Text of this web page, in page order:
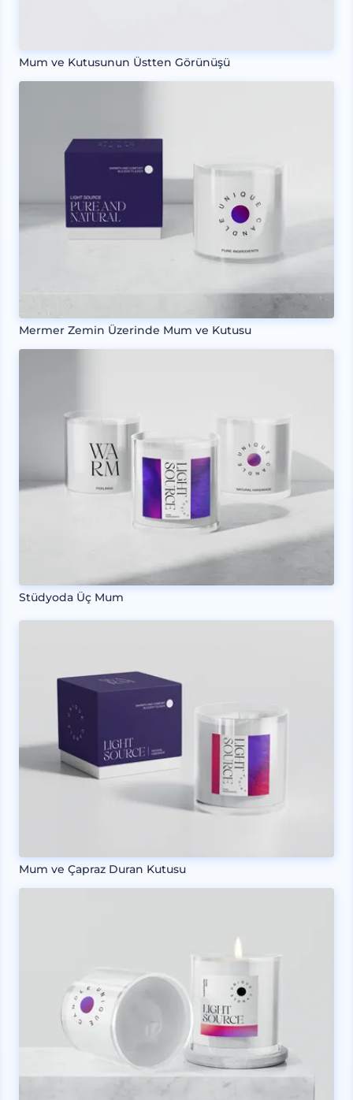
Mum ve Kutusunun Üstten Görünüşü
Mermer Zemin Üzerinde Mum ve Kutusu
Stüdyoda Üç Mum
Mum ve Çapraz Duran Kutusu